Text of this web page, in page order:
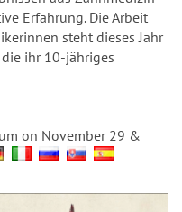
Erfahrung. Die Arbeit
steht dieses Jahr
ihr 10-jähriges
on November 29 &